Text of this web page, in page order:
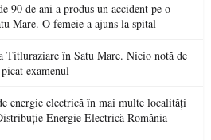
de ani a produs un accident pe o
Mare. O femeie a ajuns la spital
Titluraziare în Satu Mare. Nicio notă de
examenul
energie electrică în mai multe localități
Energie Electrică România